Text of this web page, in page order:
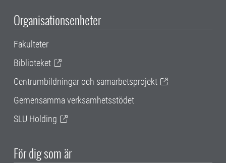
Organisationsenheter
Fakulteter
Biblioteket
Centrumbildningar och samarbetsprojekt
Gemensamma verksamhetsstödet
SLU Holding
För dig som är